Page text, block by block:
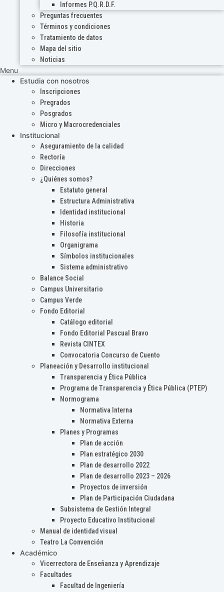
Informes P.Q.R.D.F.
Preguntas frecuentes
Términos y condiciones
Tratamiento de datos
Mapa del sitio
Noticias
Menu
Estudia con nosotros
Inscripciones
Pregrados
Posgrados
Micro y Macrocredenciales
Institucional
Aseguramiento de la calidad
Rectoría
Direcciones
¿Quiénes somos?
Estatuto general
Estructura Administrativa
Identidad institucional
Historia
Filosofía institucional
Organigrama
Símbolos institucionales
Sistema administrativo
Balance Social
Campus Universitario
Campus Verde
Fondo Editorial
Catálogo editorial
Fondo Editorial Pascual Bravo
Revista CINTEX
Convocatoria Concurso de Cuento
Planeación y Desarrollo institucional
Transparencia y Ética Pública
Programa de Transparencia y Ética Pública (PTEP)
Normograma
Normativa Interna
Normativa Externa
Planes y Programas
Plan de acción
Plan estratégico 2030
Plan de desarrollo 2022
Plan de desarrollo 2023 – 2026
Proyectos de inversión
Plan de Participación Ciudadana
Subsistema de Gestión Integral
Proyecto Educativo Institucional
Manual de identidad visual
Teatro La Convención
Académico
Vicerrectora de Enseñanza y Aprendizaje
Facultades
Facultad de Ingeniería